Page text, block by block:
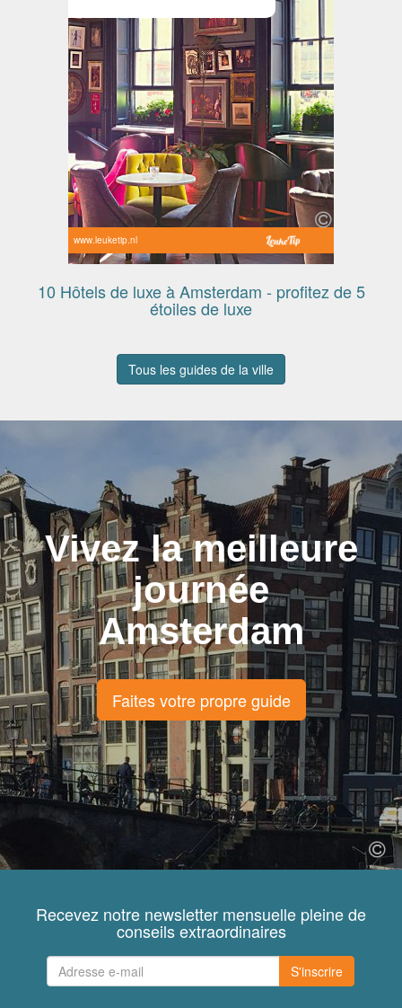
www.leuketip.nl
10 Hôtels de luxe à Amsterdam - profitez de 5
étoiles de luxe
Tous les guides de la ville
Vivez la meilleure
journée
Amsterdam
Faites votre propre guide
Recevez notre newsletter mensuelle pleine de
conseils extraordinaires
S'inscrire